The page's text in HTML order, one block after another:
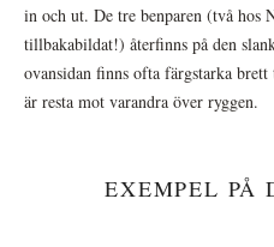
in och ut. De tre benparen (två hos
tillbakabildat!) återfinns på den
ovansidan finns ofta färgstarka
är resta mot varandra över ryggen.
EXEMPEL PÅ